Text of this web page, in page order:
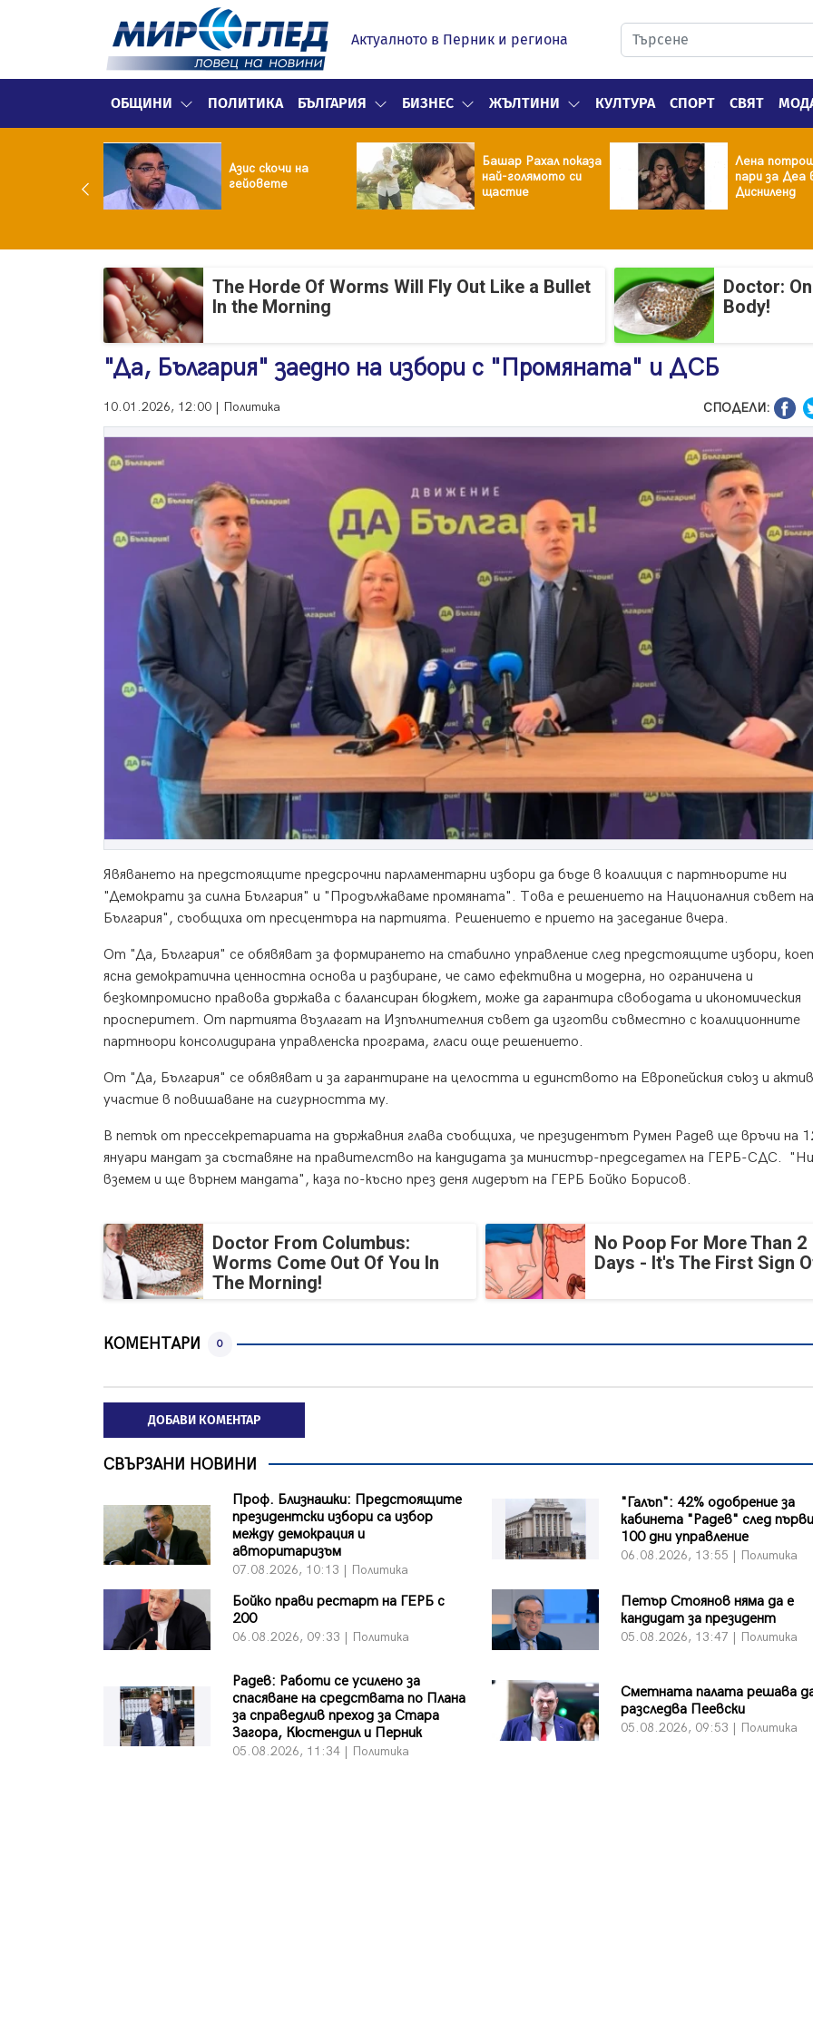
Актуалното в Перник и региона
ОБЩИНИ ПОЛИТИКА БЪЛГАРИЯ БИЗНЕС ЖЪЛТИНИ КУЛТУРА СПОРТ СВЯТ
Азис скочи на
гейовете
Башар Рахал показа
най-голямото си
щастие
Лена
пари за Деа
Дисниленд
The Horde Of Worms Will Fly Out Like a Bullet
In the Morning
Doctor:
Body!
"Да, България" заедно на избори с "Промяната" и ДСБ
10.01.2026, 12:00 | Политика СПОДЕЛИ:
Явяването на предстоящите предсрочни парламентарни избори да бъде в коалиция с партньорите ни
"Демократи за силна България" и "Продължаваме промяната". Това е решението на Националния съвет
България", съобщиха от пресцентъра на партията. Решението е прието на заседание вчера.
От "Да, България" се обявяват за формирането на стабилно управление след предстоящите избори,
ясна демократична ценностна основа и разбиране, че само ефективна и модерна, но ограничена и
безкомпромисно правова държава с балансиран бюджет, може да гарантира свободата и икономическия
просперитет. От партията възлагат на Изпълнителния съвет да изготви съвместно с коалиционните
партньори консолидирана управленска програма, гласи още решението.
От "Да, България" се обявяват и за гарантиране на целостта и единството на Европейския съюз и
участие в повишаване на сигурността му.
В петък от прессекретариата на държавния глава съобщиха, че президентът Румен Радев ще връчи на
януари мандат за съставяне на правителство на кандидата за министър-председател на ГЕРБ-СДС.
вземем и ще върнем мандата", каза по-късно през деня лидерът на ГЕРБ Бойко Борисов.
Doctor From Columbus:
Worms Come Out Of You In
The Morning!
No Poop For More Than 2
Days - It's The First Sign
КОМЕНТАРИ 0
ДОБАВИ КОМЕНТАР
СВЪРЗАНИ НОВИНИ
Проф. Близнашки: Предстоящите
президентски избори са избор
между демокрация и
авторитаризъм
07.08.2026, 10:13 | Политика
"Галъп": 42% одобрение за
кабинета "Радев" след
100 дни управление
06.08.2026, 13:55 | Политика
Бойко прави рестарт на ГЕРБ с
200
06.08.2026, 09:33 | Политика
Петър Стоянов няма да е
кандидат за президент
05.08.2026, 13:47 | Политика
Радев: Работи се усилено за
спасяване на средствата по Плана
за справедлив преход за Стара
Загора, Кюстендил и Перник
05.08.2026, 11:34 | Политика
Сметната палата решава
разследва Пеевски
05.08.2026, 09:53 | Политика